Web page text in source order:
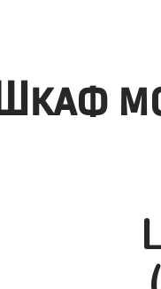
Шкаф